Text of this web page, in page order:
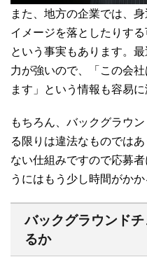
また、地方の企業では、
イメージを落としたりす
という事実もあります。
力が強いので、「この会
ます」という情報も容易
もちろん、バックグラウ
る限りは違法なものでは
ない仕組みですので応募
うにはもう少し時間がかか
バックグラウンド
るか